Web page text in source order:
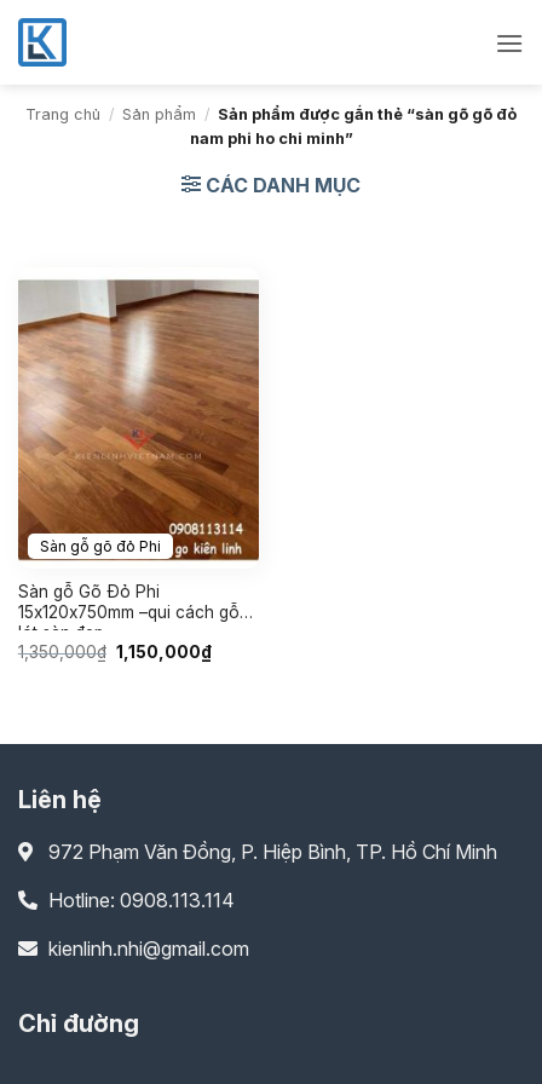
Bỏ
qua
nội
dungTrang chủ / Sản phẩm / Sản phẩm được gắn thẻ “sàn gõ gõ đỏ
nam phi ho chi minh”
CÁC DANH MỤC
Sàn gỗ gõ đỏ Phi
Sàn gỗ Gõ Đỏ Phi
15x120x750mm –qui cách gỗ
lót sàn đẹp
1,350,000₫ Giá
gốc
1,150,000₫Giá
hiện
Liên hệ
972 Phạm Văn Đồng, P. Hiệp Bình, TP. Hồ Chí Minh
Hotline: 0908.113.114
kienlinh.nhi@gmail.com
Chỉ đường